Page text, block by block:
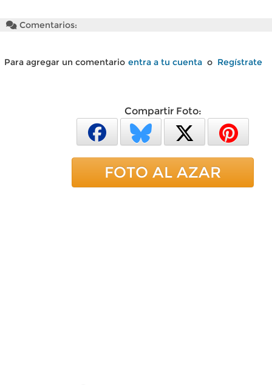
Comentarios:
Para agregar un comentario entra a tu cuenta o Regístrate
Compartir Foto:
FOTO AL AZAR